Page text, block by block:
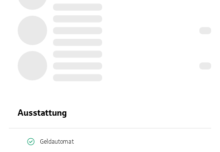
Ausstattung
Geldautomat